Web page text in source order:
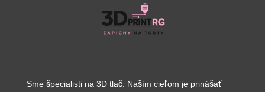
Sme špecialisti na 3D tlač. Naším cieľom je prinášať